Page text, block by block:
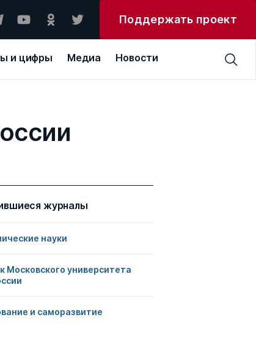
Поддержать проект
и цифры Медиа Новости
журналы
науки
Московского университета
и саморазвитие